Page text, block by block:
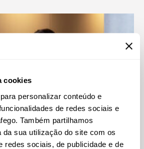
cookies
personalizar conteúdo e
de redes sociais e
Também partilhamos
da sua utilização do site com os
redes sociais, de publicidade e de